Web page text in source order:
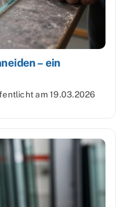
– ein
am19.03.2026